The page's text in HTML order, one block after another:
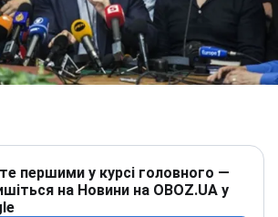
першими у курсі головного —
на Новини на OBOZ.UA у